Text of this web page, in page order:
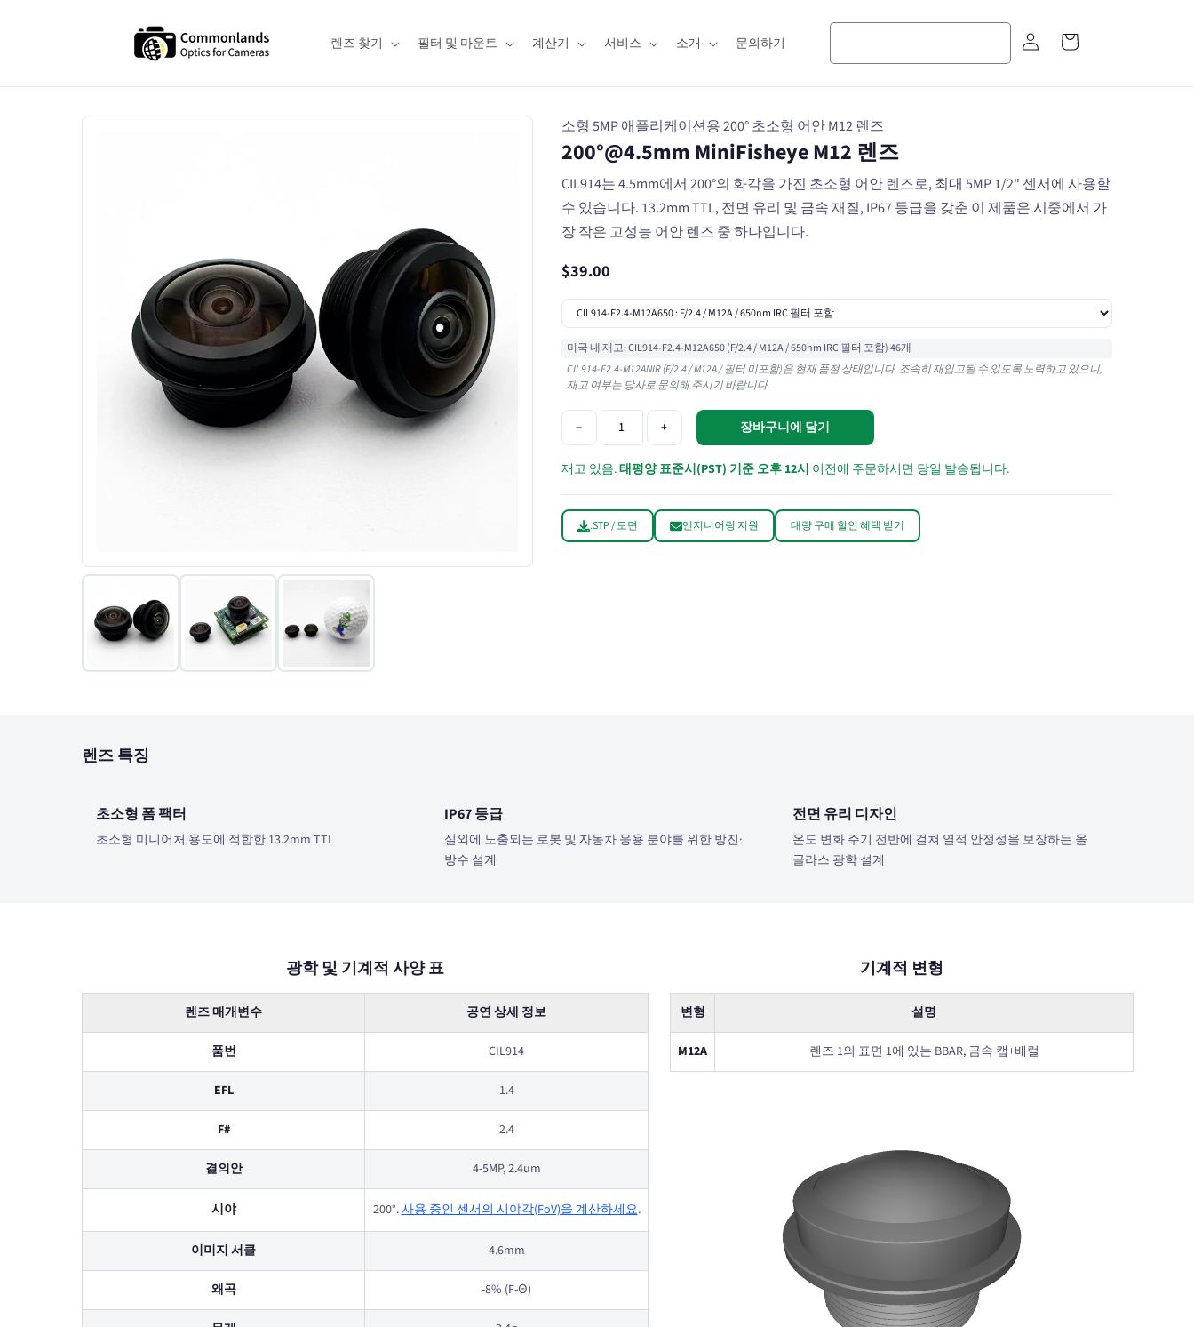
렌즈 찾기 필터 및 마운트 계산기 서비스 소개 문의하기
그
바
구
소형 5MP 애플리케이션용 200° 초소형 어안 M12 렌즈
200°@4.5mm MiniFisheye M12 렌즈
CIL914는 4.5mm에서 200°의 화각을 가진 초소형 어안 렌즈로, 최대 5MP 1/2" 센서에 사용할
수 있습니다. 13.2mm TTL, 전면 유리 및 금속 재질, IP67 등급을 갖춘 이 제품은 시중에서 가
장 작은 고성능 어안 렌즈 중 하나입니다.
$39.00
미국 내 재고: CIL914-F2.4-M12A650 (F/2.4 / M12A / 650nm IRC 필터 포함) 46개
CIL914-F2.4-M12ANIR (F/2.4 / M12A / 필터 미포함)은 현재 품절 상태입니다. 조속히 재입고될 수 있도록 노력하고 있으니,
재고 여부는 당사로 문의해 주시기 바랍니다.
− + 장바구니에 담기
재고 있음.태평양 표준시(PST) 기준 오후 12시 이전에 주문하시면 당일 발송됩니다.
.STP / 도면 엔지니어링 지원 대량 구매 할인 혜택 받기
렌즈 특징
초소형 폼 팩터
초소형 미니어처 용도에 적합한 13.2mm TTL
IP67 등급
실외에 노출되는 로봇 및 자동차 응용 분야를 위한 방진·
방수 설계
전면 유리 디자인
온도 변화 주기 전반에 걸쳐 열적 안정성을 보장하는 올
글라스 광학 설계
광학 및 기계적 사양 표
렌즈 매개변수 공연 상세 정보
품번 CIL914
EFL 1.4
F# 2.4
결의안 4-5MP, 2.4um
시야 200°.사용 중인 센서의 시야각(FoV)을 계산하세요.
이미지 서클 4.6mm
왜곡 -8% (F-Θ)
기계적 변형
변형 설명
M12A 렌즈 1의 표면 1에 있는 BBAR, 금속 캡+배럴